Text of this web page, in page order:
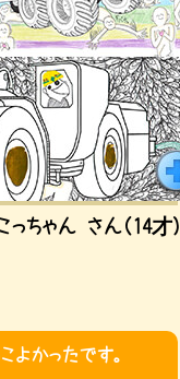
ちゃん さん（14才）
よかったです。